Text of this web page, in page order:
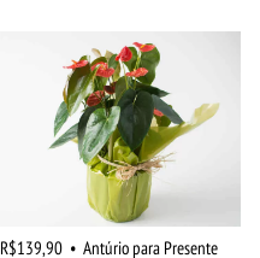
R$139,90 • Antúrio para Presente